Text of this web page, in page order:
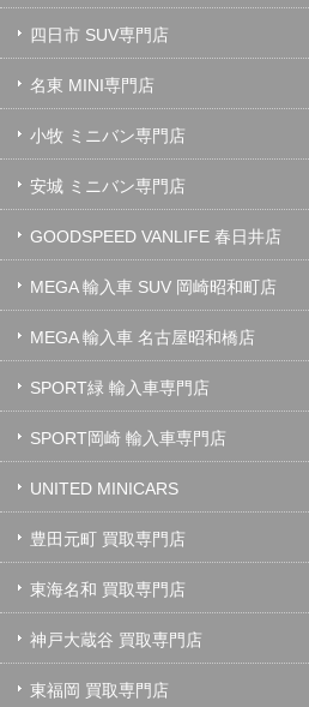
四日市 SUV専門店
名東 MINI専門店
小牧 ミニバン専門店
安城 ミニバン専門店
GOODSPEED VANLIFE 春日井店
MEGA 輸入車 SUV 岡崎昭和町店
MEGA 輸入車 名古屋昭和橋店
SPORT緑 輸入車専門店
SPORT岡崎 輸入車専門店
UNITED MINICARS
豊田元町 買取専門店
東海名和 買取専門店
神戸大蔵谷 買取専門店
東福岡 買取専門店